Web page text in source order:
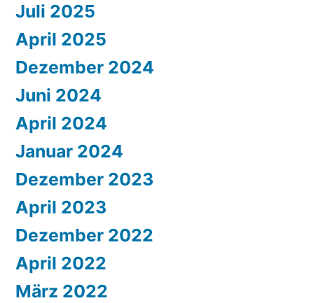
Juli 2025
April 2025
Dezember 2024
Juni 2024
April 2024
Januar 2024
Dezember 2023
April 2023
Dezember 2022
April 2022
März 2022